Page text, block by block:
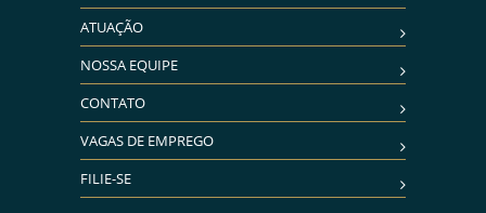
ATUAÇÃO
NOSSA EQUIPE
CONTATO
VAGAS DE EMPREGO
FILIE-SE